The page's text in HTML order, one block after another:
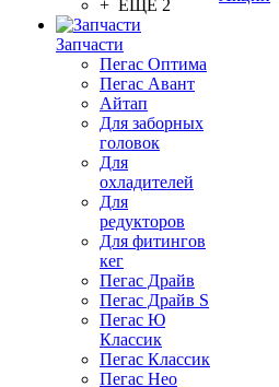
+ ЕЩЕ 2
Запчасти
Пегас Оптима
Пегас Авант
Айтап
Для заборных
головок
Для
охладителей
Для
редукторов
Для фитингов
кег
Пегас Драйв
Пегас Драйв S
Пегас Ю
Классик
Пегас Классик
Пегас Нео